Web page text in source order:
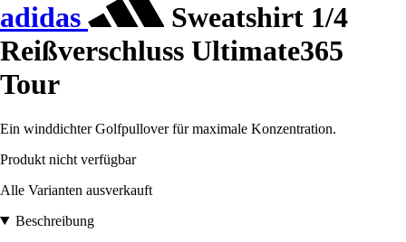
adidas
Sweatshirt 1/4
Reißverschluss Ultimate365
Tour
Ein winddichter Golfpullover für maximale Konzentration.
Produkt nicht verfügbar
Alle Varianten ausverkauft
Beschreibung